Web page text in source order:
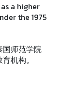
a higher
the 1975
国师范学院
机构。